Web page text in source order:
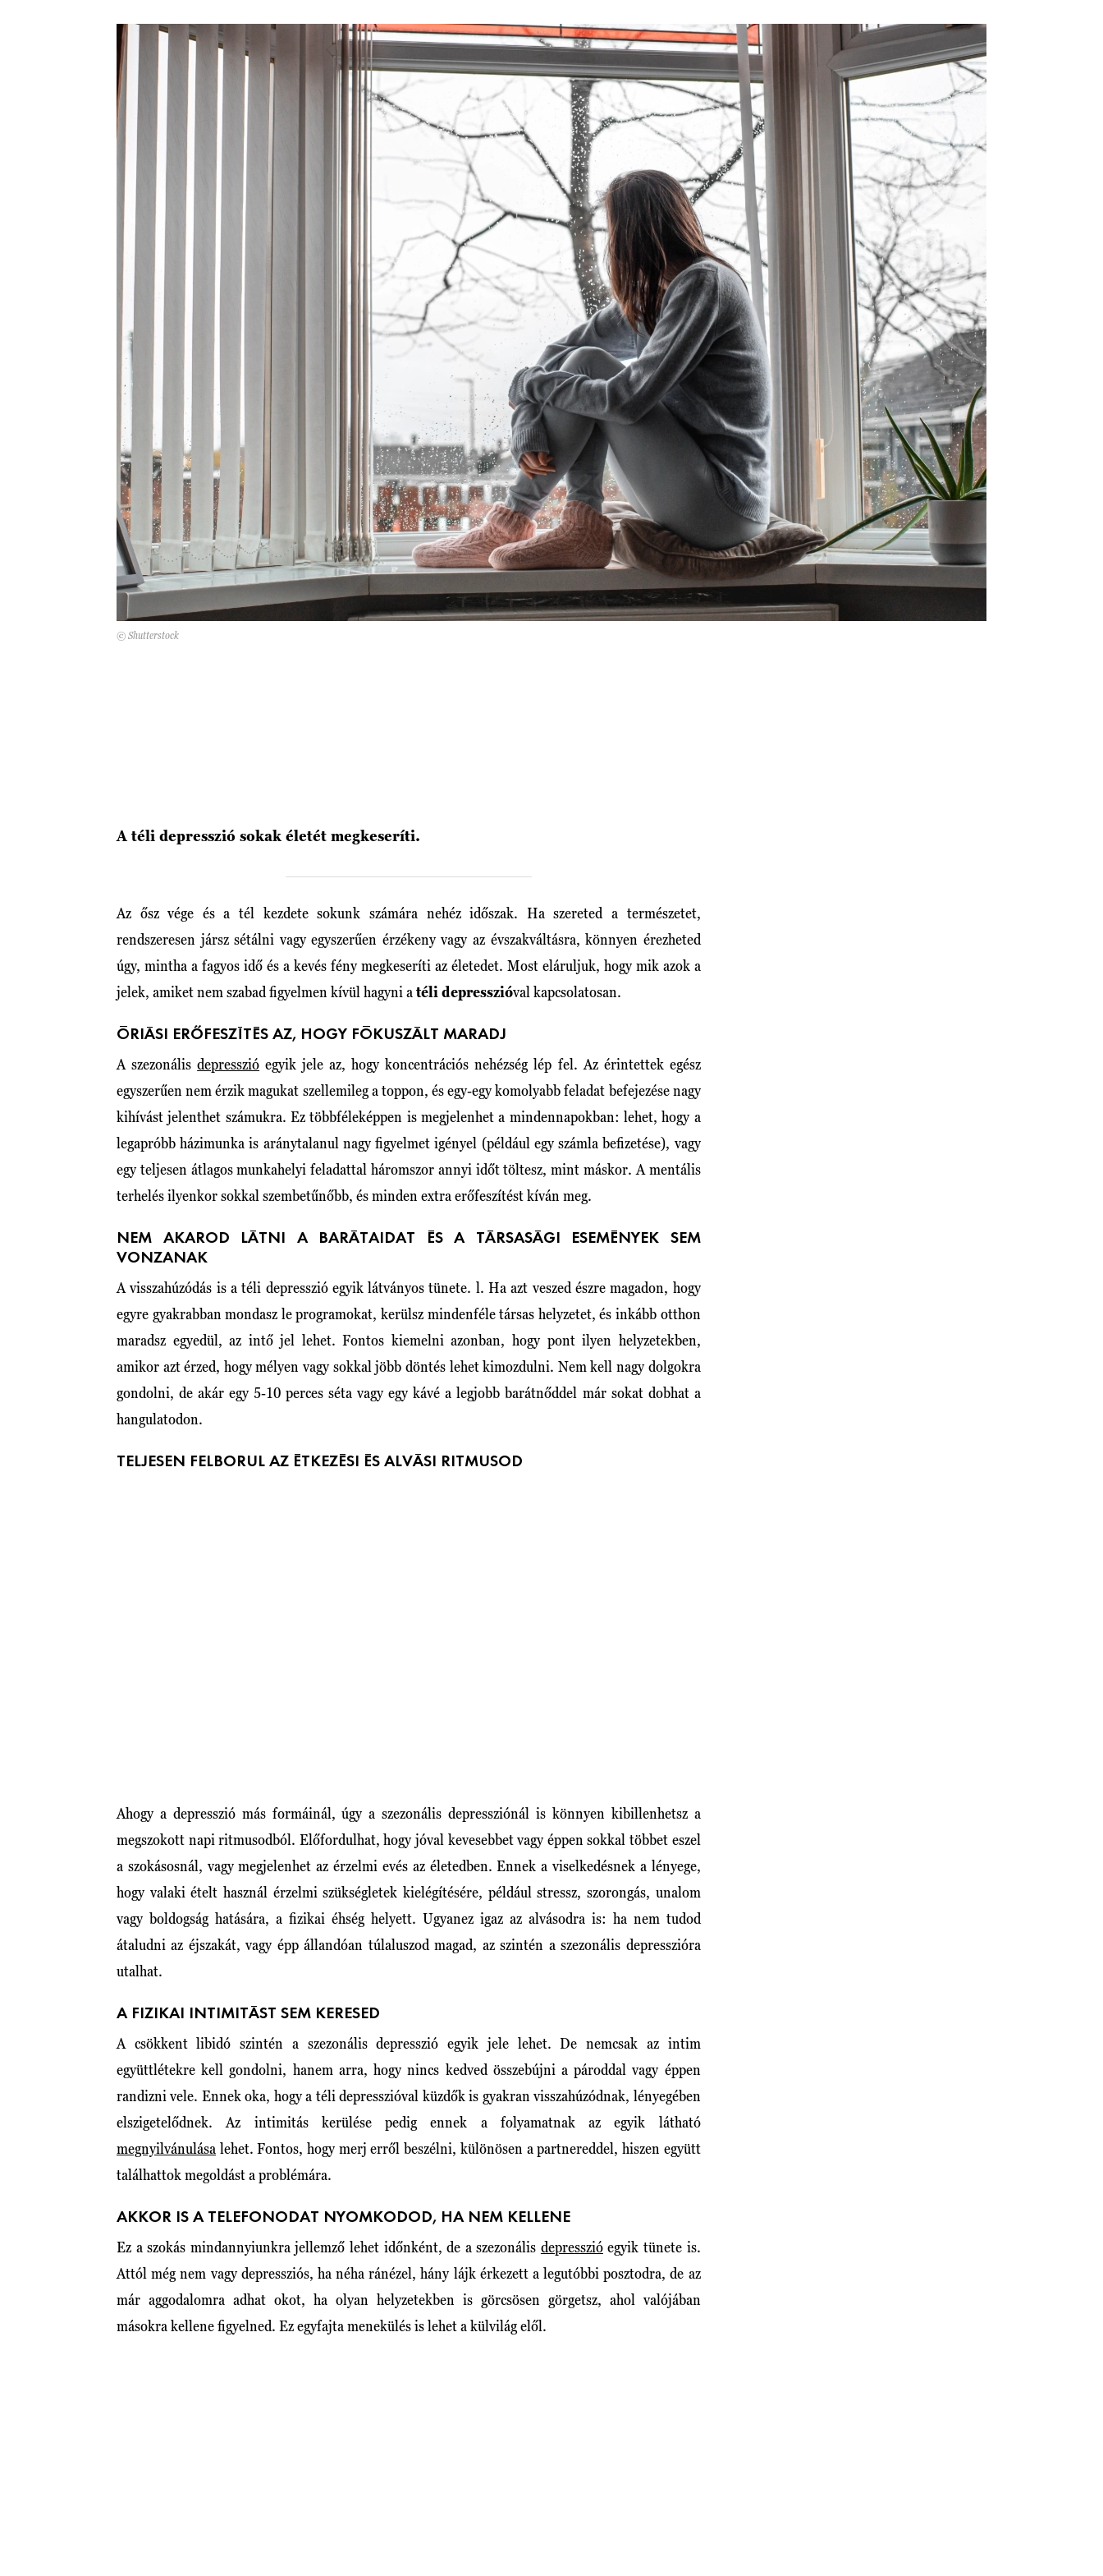
© Shutterstock
A téli depresszió sokak életét megkeseríti.
Az ősz vége és a tél kezdete sokunk számára nehéz időszak. Ha szereted a természetet,
rendszeresen jársz sétálni vagy egyszerűen érzékeny vagy az évszakváltásra, könnyen érezheted
úgy, mintha a fagyos idő és a kevés fény megkeseríti az életedet. Most eláruljuk, hogy mik azok a
jelek, amiket nem szabad figyelmen kívül hagyni a téli depresszióval kapcsolatosan.
ÓRIÁSI ERŐFESZÍTÉS AZ, HOGY FÓKUSZÁLT MARADJ
A szezonálisdepresszió egyik jele az, hogy koncentrációs nehézség lép fel. Az érintettek egész
egyszerűen nem érzik magukat szellemileg a toppon, és egy-egy komolyabb feladat befejezése nagy
kihívást jelenthet számukra. Ez többféleképpen is megjelenhet a mindennapokban: lehet, hogy a
legapróbb házimunka is aránytalanul nagy figyelmet igényel (például egy számla befizetése), vagy
egy teljesen átlagos munkahelyi feladattal háromszor annyi időt töltesz, mint máskor. A mentális
terhelés ilyenkor sokkal szembetűnőbb, és minden extra erőfeszítést kíván meg.
NEM AKAROD LÁTNI A BARÁTAIDAT ÉS A TÁRSASÁGI ESEMÉNYEK SEM
VONZANAK
A visszahúzódás is a téli depresszió egyik látványos tünete. l. Ha azt veszed észre magadon, hogy
egyre gyakrabban mondasz le programokat, kerülsz mindenféle társas helyzetet, és inkább otthon
maradsz egyedül, az intő jel lehet. Fontos kiemelni azonban, hogy pont ilyen helyzetekben,
amikor azt érzed, hogy mélyen vagy sokkal jöbb döntés lehet kimozdulni. Nem kell nagy dolgokra
gondolni, de akár egy 5-10 perces séta vagy egy kávé a legjobb barátnőddel már sokat dobhat a
hangulatodon.
TELJESEN FELBORUL AZ ÉTKEZÉSI ÉS ALVÁSI RITMUSOD
Ahogy a depresszió más formáinál, úgy a szezonális depressziónál is könnyen kibillenhetsz a
megszokott napi ritmusodból. Előfordulhat, hogy jóval kevesebbet vagy éppen sokkal többet eszel
a szokásosnál, vagy megjelenhet az érzelmi evés az életedben. Ennek a viselkedésnek a lényege,
hogy valaki ételt használ érzelmi szükségletek kielégítésére, például stressz, szorongás, unalom
vagy boldogság hatására, a fizikai éhség helyett. Ugyanez igaz az alvásodra is: ha nem tudod
átaludni az éjszakát, vagy épp állandóan túlaluszod magad, az szintén a szezonális depresszióra
utalhat.
A FIZIKAI INTIMITÁST SEM KERESED
A csökkent libidó szintén a szezonális depresszió egyik jele lehet. De nemcsak az intim
együttlétekre kell gondolni, hanem arra, hogy nincs kedved összebújni a pároddal vagy éppen
randizni vele. Ennek oka, hogy a téli depresszióval küzdők is gyakran visszahúzódnak, lényegében
elszigetelődnek. Az intimitás kerülése pedig ennek a folyamatnak az egyik látható
megnyilvánulása lehet. Fontos, hogy merj erről beszélni, különösen a partnereddel, hiszen együtt
találhattok megoldást a problémára.
AKKOR IS A TELEFONODAT NYOMKODOD, HA NEM KELLENE
Ez a szokás mindannyiunkra jellemző lehet időnként, de a szezonális depresszióegyik tünete is.
Attól még nem vagy depressziós, ha néha ránézel, hány lájk érkezett a legutóbbi posztodra, de az
már aggodalomra adhat okot, ha olyan helyzetekben is görcsösen görgetsz, ahol valójában
másokra kellene figyelned. Ez egyfajta menekülés is lehet a külvilág elől.